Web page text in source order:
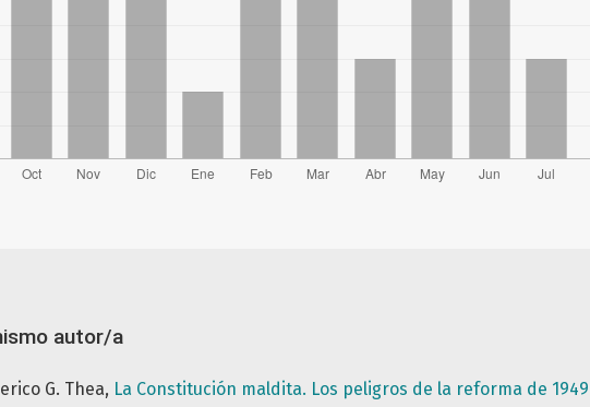
autor/a
G. Thea, La Constitución maldita. Los peligros de la reforma de 1949